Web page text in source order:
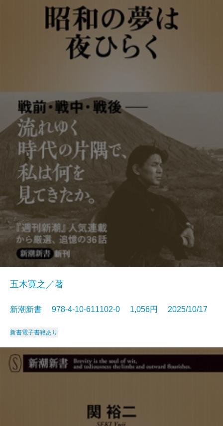
五木寛之／著
新潮新書 978-4-10-611102-0 1,056円 2025/10/17
新書電子書籍あり